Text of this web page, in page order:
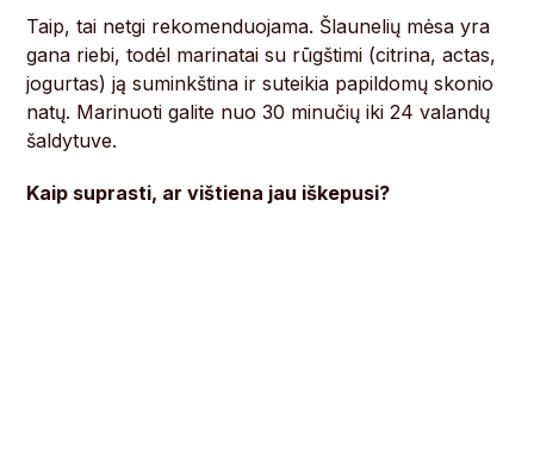
Taip, tai netgi rekomenduojama. Šlaunelių mėsa yra
gana riebi, todėl marinatai su rūgštimi (citrina, actas,
jogurtas) ją suminkština ir suteikia papildomų skonio
natų. Marinuoti galite nuo 30 minučių iki 24 valandų
šaldytuve.
Kaip suprasti, ar vištiena jau iškepusi?